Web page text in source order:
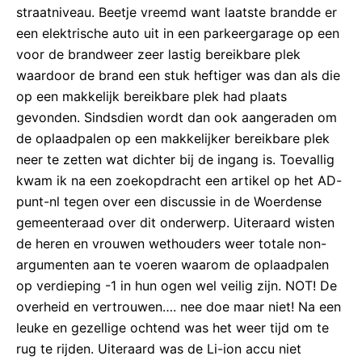
straatniveau. Beetje vreemd want laatste brandde er
een elektrische auto uit in een parkeergarage op een
voor de brandweer zeer lastig bereikbare plek
waardoor de brand een stuk heftiger was dan als die
op een makkelijk bereikbare plek had plaats
gevonden. Sindsdien wordt dan ook aangeraden om
de oplaadpalen op een makkelijker bereikbare plek
neer te zetten wat dichter bij de ingang is. Toevallig
kwam ik na een zoekopdracht een artikel op het AD-
punt-nl tegen over een discussie in de Woerdense
gemeenteraad over dit onderwerp. Uiteraard wisten
de heren en vrouwen wethouders weer totale non-
argumenten aan te voeren waarom de oplaadpalen
op verdieping -1 in hun ogen wel veilig zijn. NOT! De
overheid en vertrouwen…. nee doe maar niet! Na een
leuke en gezellige ochtend was het weer tijd om te
rug te rijden. Uiteraard was de Li-ion accu niet